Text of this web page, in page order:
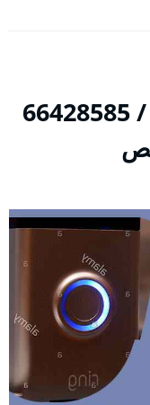
فني تركيب بدالات النعيم / 66428585